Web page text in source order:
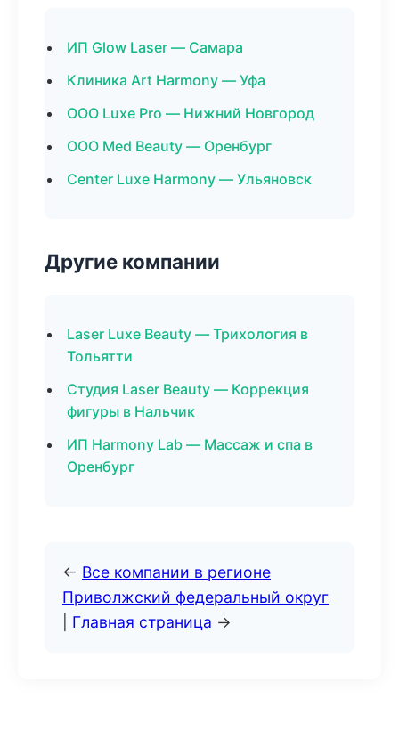
ИП Glow Laser — Самара
Клиника Art Harmony — Уфа
ООО Luxe Pro — Нижний Новгород
ООО Med Beauty — Оренбург
Center Luxe Harmony — Ульяновск
Другие компании
Laser Luxe Beauty — Трихология в
Тольятти
Студия Laser Beauty — Коррекция
фигуры в Нальчик
ИП Harmony Lab — Массаж и спа в
Оренбург
← Все компании в регионе
Приволжский федеральный округ
Главная страница →